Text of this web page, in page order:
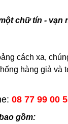
chữ tín - vạn
cách xa,
hàng giả và
08 77 99 00
gồm: